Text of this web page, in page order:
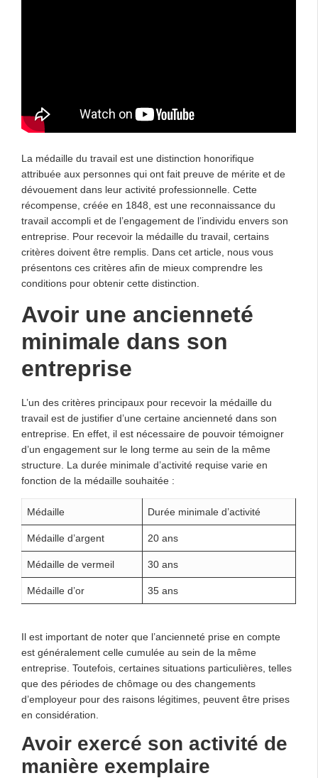
La médaille du travail est une distinction honorifique
attribuée aux personnes qui ont fait preuve de mérite et de
dévouement dans leur activité professionnelle. Cette
récompense, créée en 1848, est une reconnaissance du
travail accompli et de l’engagement de l’individu envers son
entreprise. Pour recevoir la médaille du travail, certains
critères doivent être remplis. Dans cet article, nous vous
présentons ces critères afin de mieux comprendre les
conditions pour obtenir cette distinction.
Avoir une ancienneté
minimale dans son
entreprise
L’un des critères principaux pour recevoir la médaille du
travail est de justifier d’une certaine ancienneté dans son
entreprise. En effet, il est nécessaire de pouvoir témoigner
d’un engagement sur le long terme au sein de la même
structure. La durée minimale d’activité requise varie en
fonction de la médaille souhaitée :
Médaille Durée minimale d’activité
Médaille d’argent 20 ans
Médaille de vermeil 30 ans
Médaille d’or 35 ans
Il est important de noter que l’ancienneté prise en compte
est généralement celle cumulée au sein de la même
entreprise. Toutefois, certaines situations particulières, telles
que des périodes de chômage ou des changements
d’employeur pour des raisons légitimes, peuvent être prises
en considération.
Avoir exercé son activité de
manière exemplaire